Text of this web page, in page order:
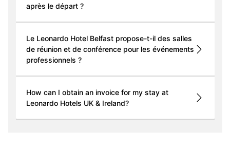
après le départ ?
Le Leonardo Hotel Belfast propose-t-il des salles
de réunion et de conférence pour les événements
professionnels ?
How can I obtain an invoice for my stay at
Leonardo Hotels UK & Ireland?